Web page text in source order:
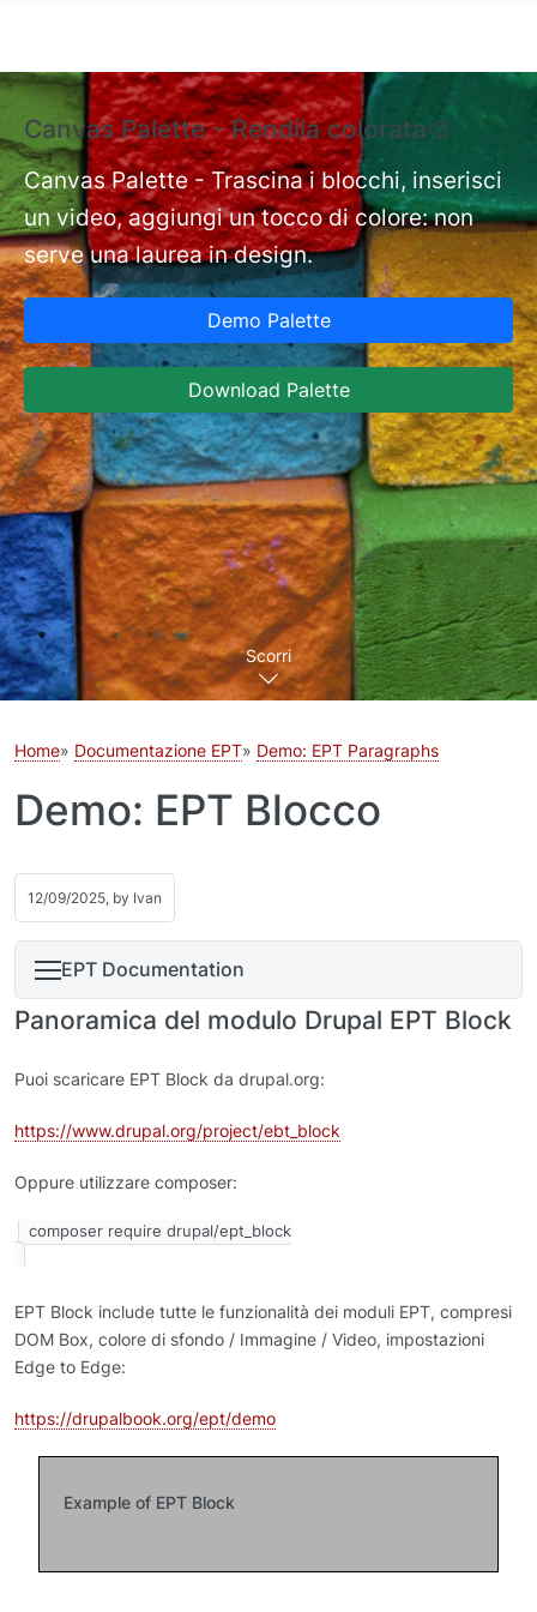
Canvas Palette - Rendila colorata🎨
Canvas Palette - Trascina i blocchi, inserisci
un video, aggiungi un tocco di colore: non
serve una laurea in design.
Demo Palette
Download Palette
Scorri
Home Documentazione EPT Demo: EPT Paragraphs
Demo: EPT Blocco
12/09/2025, by Ivan
EPT Documentation
Panoramica del modulo Drupal EPT Block
Puoi scaricare EPT Block da drupal.org:
https://www.drupal.org/project/ebt_block
Oppure utilizzare composer:
EPT Block include tutte le funzionalità dei moduli EPT, compresi
DOM Box, colore di sfondo / Immagine / Video, impostazioni
Edge to Edge:
https://drupalbook.org/ept/demo
Example of EPT Block